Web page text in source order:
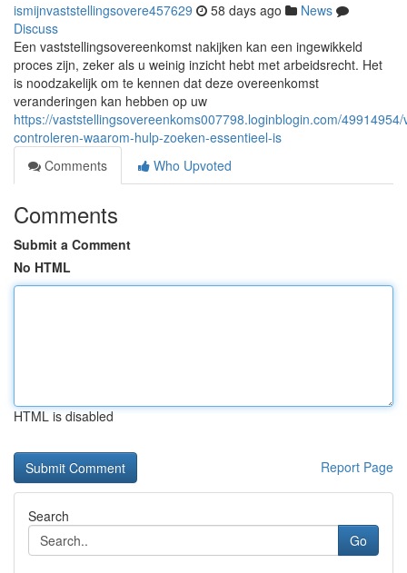
ismijnvaststellingsovere457629 58 days ago
News
Discuss
Een vaststellingsovereenkomst nakijken kan een ingewikkeld
proces zijn, zeker als u weinig inzicht hebt met arbeidsrecht. Het
is noodzakelijk om te kennen dat deze overeenkomst
veranderingen kan hebben op uw
https://vaststellingsovereenkoms007798.loginblogin.com/
controleren-waarom-hulp-zoeken-essentieel-is
Comments
Who Upvoted
Comments
Submit a Comment
No HTML
HTML is disabled
Report Page
Search
Go